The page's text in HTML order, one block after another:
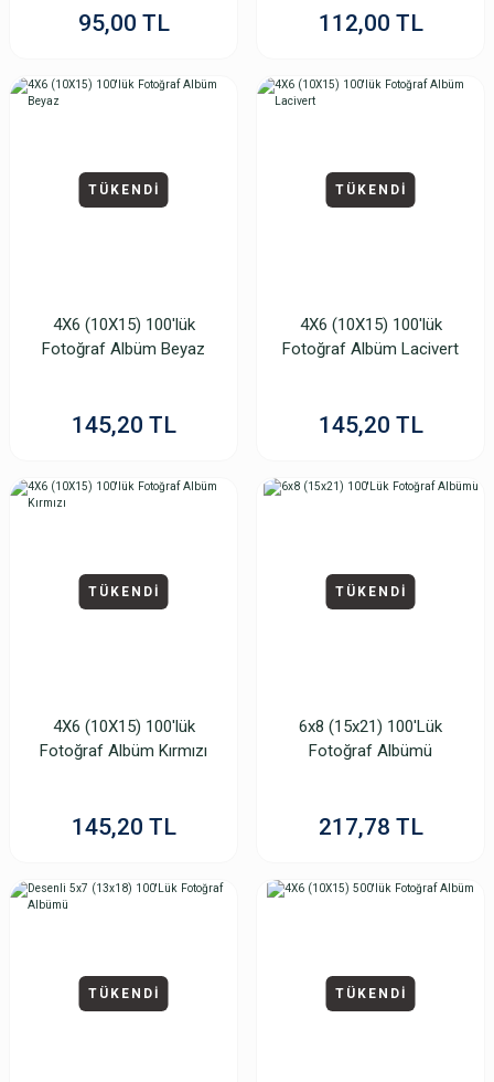
95,00 TL 112,00 TL
TÜKENDİ
4X6 (10X15) 100'lük
Fotoğraf Albüm Beyaz
145,20 TL
TÜKENDİ
4X6 (10X15) 100'lük
Fotoğraf Albüm Lacivert
145,20 TL
TÜKENDİ
4X6 (10X15) 100'lük
Fotoğraf Albüm Kırmızı
145,20 TL
TÜKENDİ
6x8 (15x21) 100'Lük
Fotoğraf Albümü
217,78 TL
TÜKENDİ TÜKENDİ